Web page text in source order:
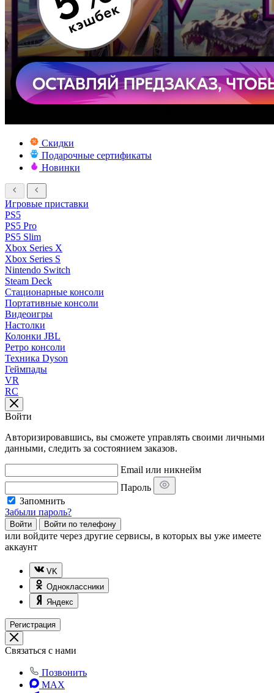
Скидки
Подарочные сертификаты
Новинки
Игровые приставки
PS5
PS5 Pro
PS5 Slim
Xbox Series X
Xbox Series S
Nintendo Switch
Steam Deck
Стационарные консоли
Портативные консоли
Видеоигры
Настолки
Колонки JBL
Ретро консоли
Техника Dyson
Геймпады
VR
RC
Войти
Авторизировавшись, вы сможете управлять своими личными
данными, следить за состоянием заказов.
Email или никнейм
Пароль
Запомнить
Забыли пароль?
Войти Войти по телефону
или войдите через другие сервисы, в которых вы уже имеете
аккаунт
VK
Одноклассники
Яндекс
Регистрация
Связаться с нами
Позвонить
MAX